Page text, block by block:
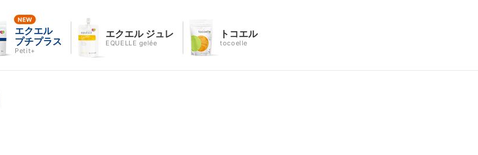
エクエル
プチプラス
Petit+
エクエル ジュレ
EQUELLE gelée
トコエル
tocoelle